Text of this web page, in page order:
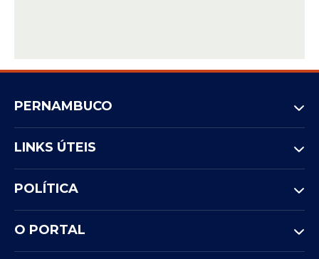
PERNAMBUCO
LINKS ÚTEIS
POLÍTICA
O PORTAL